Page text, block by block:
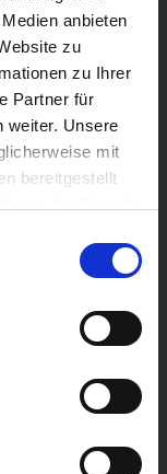
anbieten
zu
zu Ihrer
Partner für
weiter. Unsere
mit
bereitgestellt